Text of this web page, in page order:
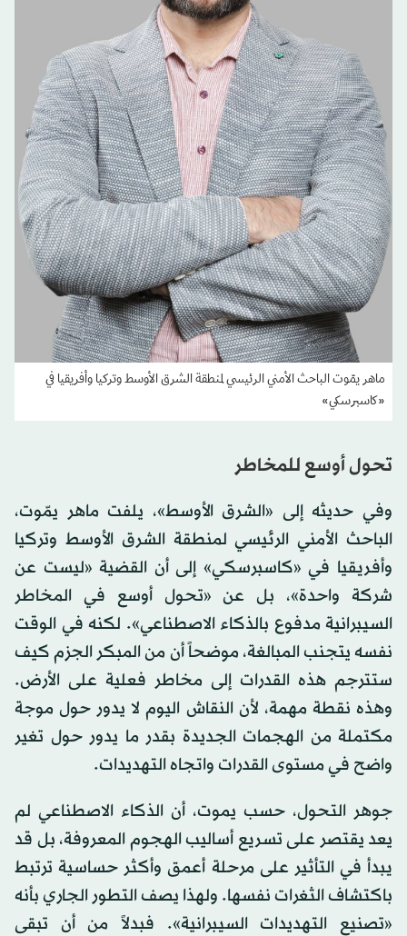
ماهر يمّوت الباحث الأمني الرئيسي لمنطقة الشرق الأوسط وتركيا وأفريقيا في
«كاسبرسكي»
تحول أوسع للمخاطر
وفي حديثه إلى «الشرق الأوسط»، يلفت ماهر يمّوت،
الباحث الأمني الرئيسي لمنطقة الشرق الأوسط وتركيا
وأفريقيا في «كاسبرسكي» إلى أن القضية «ليست عن
شركة واحدة»، بل عن «تحول أوسع في المخاطر
السيبرانية مدفوع بالذكاء الاصطناعي». لكنه في الوقت
نفسه يتجنب المبالغة، موضحاً أن من المبكر الجزم كيف
ستترجم هذه القدرات إلى مخاطر فعلية على الأرض.
وهذه نقطة مهمة، لأن النقاش اليوم لا يدور حول موجة
مكتملة من الهجمات الجديدة بقدر ما يدور حول تغير
واضح في مستوى القدرات واتجاه التهديدات.
جوهر التحول، حسب يموت، أن الذكاء الاصطناعي لم
يعد يقتصر على تسريع أساليب الهجوم المعروفة، بل قد
يبدأ في التأثير على مرحلة أعمق وأكثر حساسية ترتبط
باكتشاف الثغرات نفسها. ولهذا يصف التطور الجاري بأنه
«تصنيع التهديدات السيبرانية». فبدلاً من أن تبقى